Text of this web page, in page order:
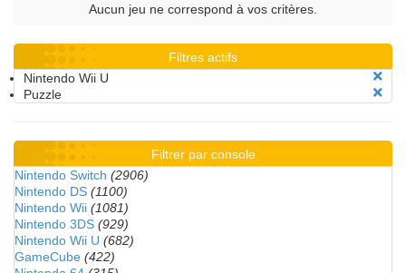
Aucun jeu ne correspond à vos critères.
Filtres actifs
Nintendo Wii U
Puzzle
Filtrer par console
Nintendo Switch (2906)
Nintendo DS (1100)
Nintendo Wii (1081)
Nintendo 3DS (929)
Nintendo Wii U (682)
GameCube (422)